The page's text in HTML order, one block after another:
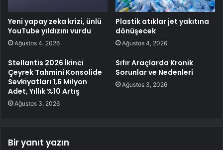
Yeni yapay zeka krizi, ünlü
YouTube yıldızını vurdu
Ağustos 4, 2026
Plastik atıklar jet yakıtına
dönüşecek
Ağustos 4, 2026
Stellantis 2026 İkinci
Çeyrek Tahmini Konsolide
Sevkiyatları 1,6 Milyon
Adet, Yıllık %10 Artış
Ağustos 3, 2026
Sıfır Araçlarda Kronik
Sorunlar ve Nedenleri
Ağustos 3, 2026
Bir yanıt yazın